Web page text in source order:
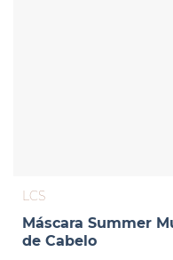
LCS
Máscara Summer
de Cabelo